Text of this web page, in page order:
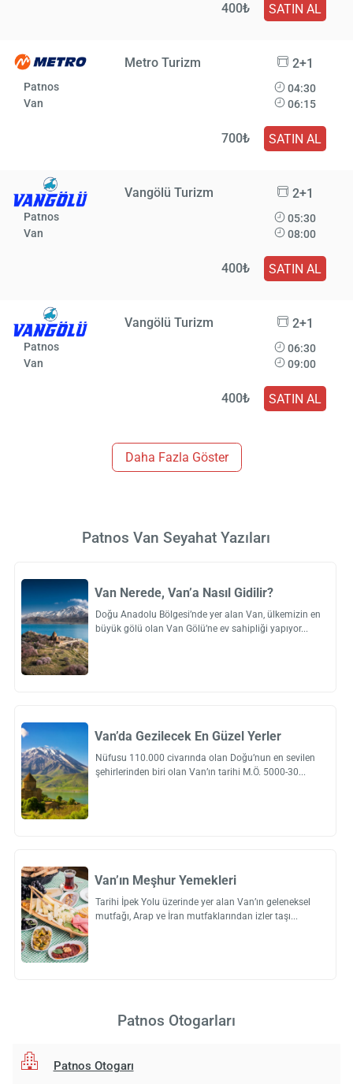
400₺ SATIN AL
Metro Turizm 2+1
Patnos
Van
04:30
06:15
700₺ SATIN AL
Vangölü Turizm 2+1
Patnos
Van
05:30
08:00
400₺ SATIN AL
Vangölü Turizm 2+1
Patnos
Van
06:30
09:00
400₺ SATIN AL
Daha Fazla Göster
Patnos Van Seyahat Yazıları
Van Nerede, Van’a Nasıl Gidilir?
Doğu Anadolu Bölgesi’nde yer alan Van, ülkemizin en
büyük gölü olan Van Gölü’ne ev sahipliği yapıyor
Van’da Gezilecek En Güzel Yerler
Nüfusu 110.000 civarında olan Doğu’nun en sevilen
şehirlerinden biri olan Van’ın tarihi M.Ö. 5000-30
Van’ın Meşhur Yemekleri
Tarihi İpek Yolu üzerinde yer alan Van’ın geleneksel
mutfağı, Arap ve İran mutfaklarından izler taşı
Patnos Otogarları
Patnos Otogarı